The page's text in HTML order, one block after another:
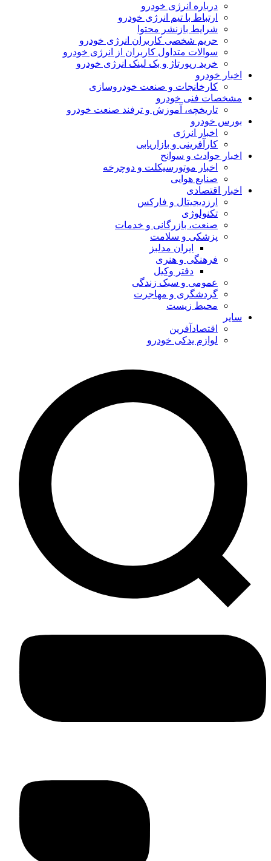
درباره انرژی خودرو
ارتباط با تیم انرژی خودرو
شرایط بازنشر محتوا
حریم شخصی کاربران انرژی خودرو
سوالات متداول کاربران از انرژی خودرو
خرید رپورتاژ و بک لینک انرژی خودرو
اخبار خودرو
کارخانجات و صنعت خودروسازی
مشخصات فنی خودرو
تاریخچه، آموزش و ترفند صنعت خودرو
بورس خودرو
اخبار انرژی
کارآفرینی و بازاریابی
اخبار حوادث و سوانح
اخبار موتورسیکلت و دوچرخه
صنایع هوایی
اخبار اقتصادی
ارزدیجیتال و فارکس
تکنولوژی
صنعت، بازرگانی و خدمات
پزشکی و سلامت
ایران مدلبز
فرهنگی و هنری
دفتر وکیل
عمومی و سبک زندگی
گردشگری و مهاجرت
محیط زیست
سایر
اقتصادآفرین
لوازم یدکی خودرو